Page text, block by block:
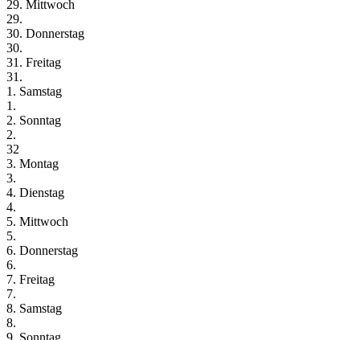
29. Mittwoch
29.
30. Donnerstag
30.
31. Freitag
31.
1. Samstag
1.
2. Sonntag
2.
32
3. Montag
3.
4. Dienstag
4.
5. Mittwoch
5.
6. Donnerstag
6.
7. Freitag
7.
8. Samstag
8.
9. Sonntag